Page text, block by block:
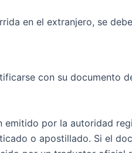
en el extranjero, se
con su documento
por la autoridad
o apostillado. Si el